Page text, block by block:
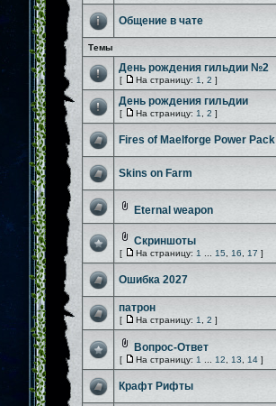
Общение в чате
Темы
День рождения гильдии №2
[ На страницу: 1 2 ]
День рождения гильдии
[ На страницу: 1 2 ]
Fires of Maelforge Power Pack
Skins on Farm
Eternal weapon
Скриншоты
[ На страницу: 1 15 16 17 ]
Ошибка 2027
патрон
[ На страницу: 1 2 ]
Вопрос-Ответ
[ На страницу: 1 12 13 14 ]
Крафт Рифты